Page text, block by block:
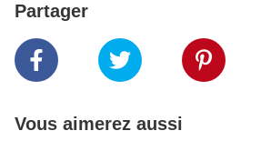
Partager
Vous aimerez aussi